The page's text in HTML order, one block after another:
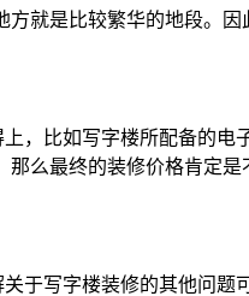
就是比较繁华的地段。因
，比如写字楼所配备的电
那么最终的装修价格肯定是
写字楼装修的其他问题